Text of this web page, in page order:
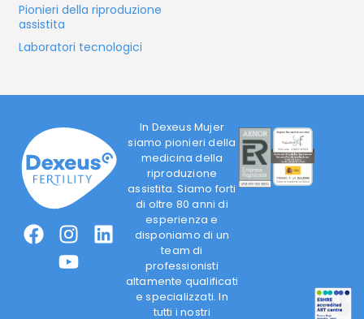
Pionieri della riproduzione
assistita
Laboratori tecnologici
In Dexeus Mujer
siamo pionieri della
medicina della
riproduzione
assistita. Siamo forti
di oltre 80 anni di
esperienza e
disponiamo di un
team di
professionisti
altamente qualificati
e specializzati. In
tutti i nostri